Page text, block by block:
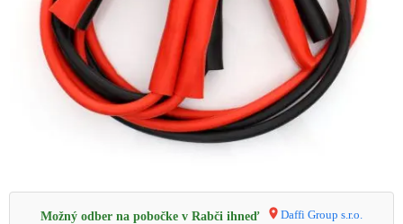
Možný odber na pobočke v Rabči ihneď Daffi Group s.r.o.